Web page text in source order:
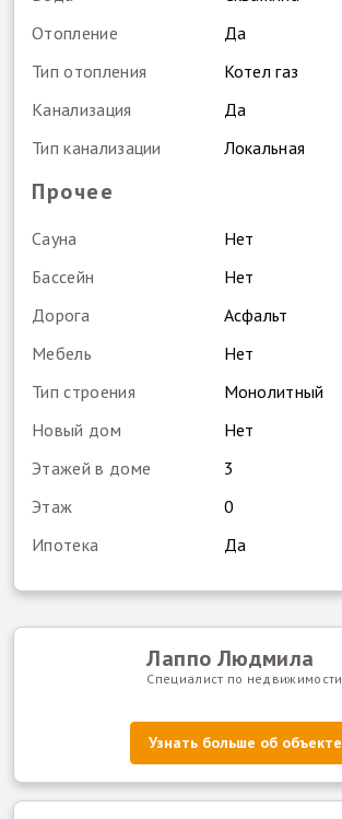
Отопление
Да
Тип отопления
Котел газ
Канализация
Да
Тип канализации
Локальная
Прочее
Сауна
Нет
Бассейн
Нет
Дорога
Асфальт
Мебель
Нет
Тип строения
Монолитный
Новый дом
Нет
Этажей в доме
3
Этаж
0
Ипотека
Да
Лаппо Людмила
Специалист по недвижимости
Узнать больше об объекте